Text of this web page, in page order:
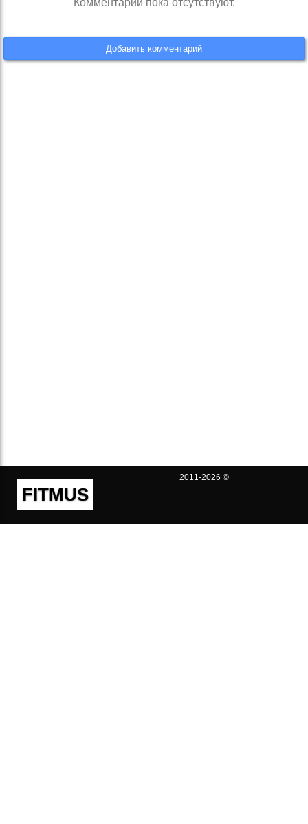
Комментарии пока отсутствуют.
Добавить комментарий
FITMUS
2011-2026 ©